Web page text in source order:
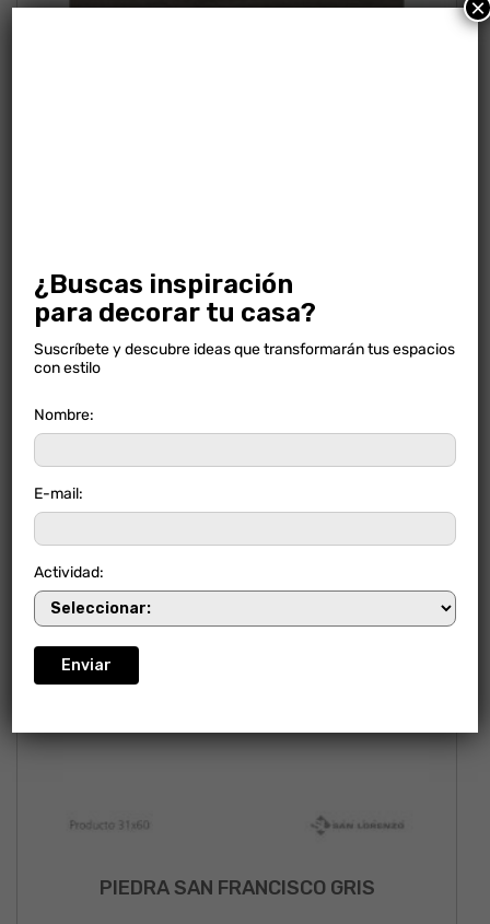
MADERA OLIVO NATURAL
PIEDRA SAN FRANCISCO GRIS
¿Buscas inspiración
para decorar tu casa?
Suscríbete y descubre ideas que transformarán tus espacios
con estilo
Nombre:
E-mail:
Actividad:
×